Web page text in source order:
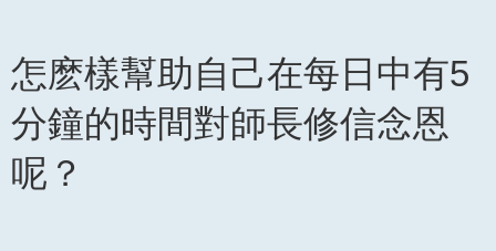
怎麽樣幫助自己在每日中有5
分鐘的時間對師長修信念恩
呢？